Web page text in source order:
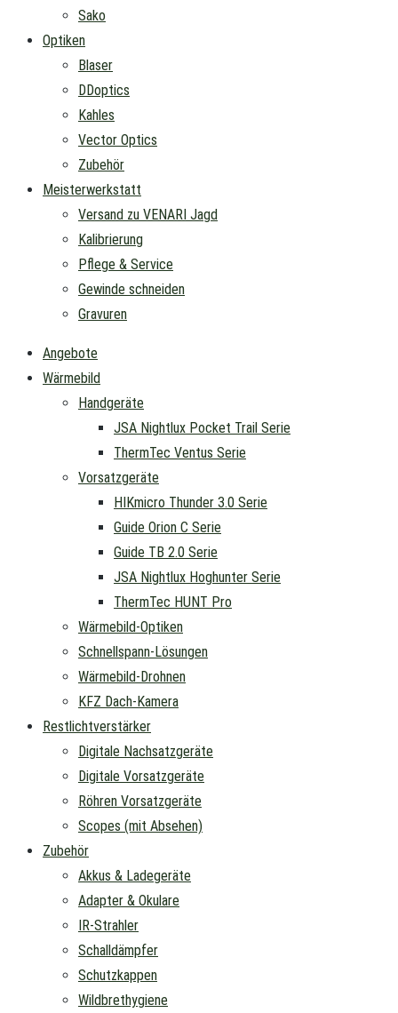
Sako
Optiken
Blaser
DDoptics
Kahles
Vector Optics
Zubehör
Meisterwerkstatt
Versand zu VENARI Jagd
Kalibrierung
Pflege & Service
Gewinde schneiden
Gravuren
Angebote
Wärmebild
Handgeräte
JSA Nightlux Pocket Trail Serie
ThermTec Ventus Serie
Vorsatzgeräte
HIKmicro Thunder 3.0 Serie
Guide Orion C Serie
Guide TB 2.0 Serie
JSA Nightlux Hoghunter Serie
ThermTec HUNT Pro
Wärmebild-Optiken
Schnellspann-Lösungen
Wärmebild-Drohnen
KFZ Dach-Kamera
Restlichtverstärker
Digitale Nachsatzgeräte
Digitale Vorsatzgeräte
Röhren Vorsatzgeräte
Scopes (mit Absehen)
Zubehör
Akkus & Ladegeräte
Adapter & Okulare
IR-Strahler
Schalldämpfer
Schutzkappen
Wildbrethygiene